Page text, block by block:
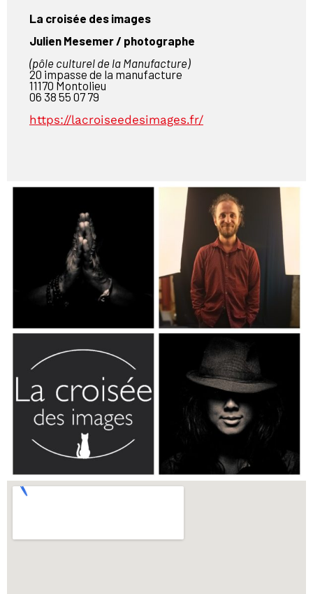
La croisée des images
Julien Mesemer / photographe
(pôle culturel de la Manufacture)
20 impasse de la manufacture
11170 Montolieu
06 38 55 07 79
https://lacroiseedesimages.fr/